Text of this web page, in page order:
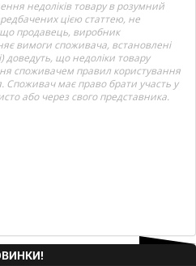
недоліків товару в розумний
цією статтею, не
продавець, виробник
вимоги споживача, встановлені
доведуть, що недоліки товару
споживачем правил користування
Споживач має право брати участь у
або через свого представника.